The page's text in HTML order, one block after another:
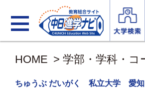
HOME > 学部・学科・コ
ちゅうぶ だいがく 私立大学 愛知